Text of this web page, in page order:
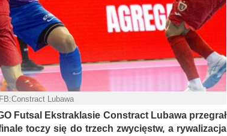
Lubawa
Futsal Ekstraklasie Constract Lubawa przegrał
toczy się do trzech zwycięstw, a rywalizacja